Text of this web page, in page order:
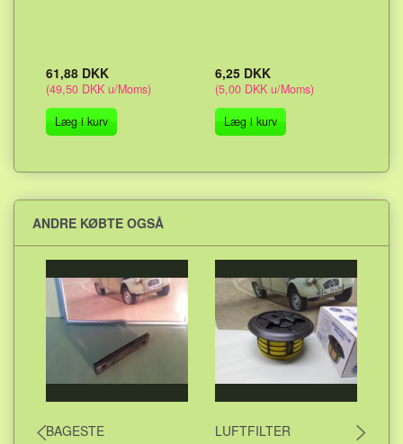
61,88 DKK
(49,50 DKK u/Moms)
Læg i kurv
6,25 DKK
(5,00 DKK u/Moms)
Læg i kurv
ANDRE KØBTE OGSÅ
BAGESTE
LUFTFILTER